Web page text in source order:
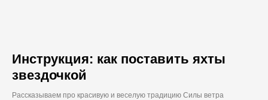
Инструкция: как поставить яхты
звездочкой
Рассказываем про красивую и веселую традицию Силы ветра